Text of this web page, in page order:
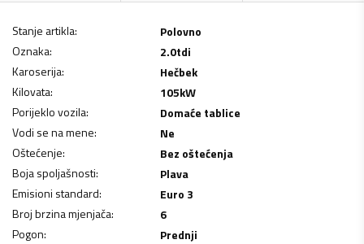
Stanje artikla:
Polovno
Oznaka:
2.0tdi
Karoserija:
Hečbek
Kilovata: 105kW
Porijeklo vozila:
Domaće tablice
Vodi se na mene:
Ne
Oštećenje:
Bez oštećenja
Boja spoljašnosti:
Plava
Emisioni standard:
Euro 3
Broj brzina mjenjača:
6
Pogon:
Prednji